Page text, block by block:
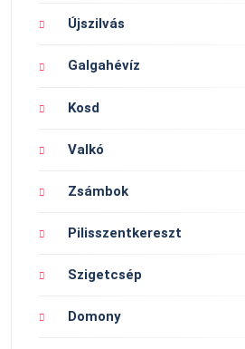
Újszilvás
Galgahévíz
Kosd
Valkó
Zsámbok
Pilisszentkereszt
Szigetcsép
Domony